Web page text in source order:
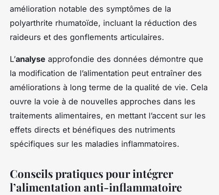
amélioration notable des symptômes de la
polyarthrite rhumatoïde, incluant la réduction des
raideurs et des gonflements articulaires.
L’analyse approfondie des données démontre que
la modification de l’alimentation peut entraîner des
améliorations à long terme de la qualité de vie. Cela
ouvre la voie à de nouvelles approches dans les
traitements alimentaires, en mettant l’accent sur les
effets directs et bénéfiques des nutriments
spécifiques sur les maladies inflammatoires.
Conseils pratiques pour intégrer
l’alimentation anti-inflammatoire